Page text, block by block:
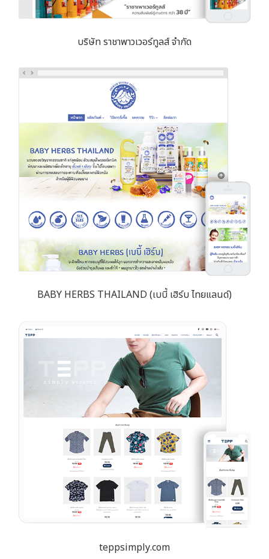
บริษัท ราชาพาวเวอร์ทูลส์ จำกัด
BABY HERBS THAILAND (เบบี้ เฮิร์บ ไทยแลนด์)
teppsimply.com